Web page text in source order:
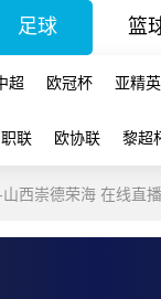
足球 篮
超 欧冠杯 亚精英
职联 欧协联 黎超
西崇德荣海 在线直播